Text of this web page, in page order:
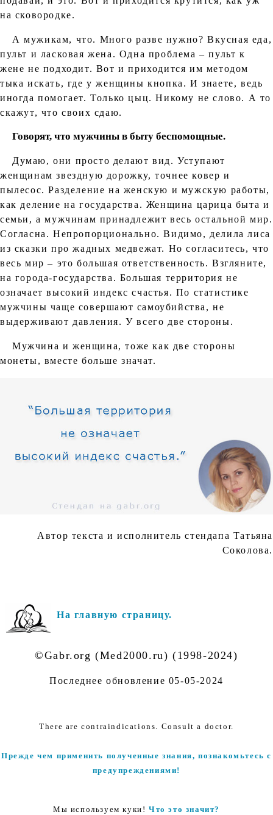
на сковородке.
А мужикам, что. Много разве нужно? Вкусная еда,
пульт и ласковая жена. Одна проблема – пульт к
жене не подходит. Вот и приходится им методом
тыка искать, где у женщины кнопка. И знаете, ведь
иногда помогает. Только цыц. Никому не слово. А то
скажут, что своих сдаю.
Говорят, что мужчины в быту беспомощные.
Думаю, они просто делают вид. Уступают
женщинам звездную дорожку, точнее ковер и
пылесос. Разделение на женскую и мужскую работы,
как деление на государства. Женщина царица быта и
семьи, а мужчинам принадлежит весь остальной мир.
Согласна. Непропорционально. Видимо, делила лиса
из сказки про жадных медвежат. Но согласитесь, что
весь мир – это большая ответственность. Взгляните,
на города-государства. Большая территория не
означает высокий индекс счастья. По статистике
мужчины чаще совершают самоубийства, не
выдерживают давления. У всего две стороны.
Мужчина и женщина, тоже как две стороны
монеты, вместе больше значат.
Автор текста и исполнитель стендапа Татьяна
Соколова.
На главную страницу.
©Gabr.org (Med2000.ru) (1998-2024)
Последнее обновление 05-05-2024
There are contraindications. Consult a doctor.
Прежде чем применить полученные знания, познакомьтесь с
предупреждениями!
Мы используем куки! Что это значит?